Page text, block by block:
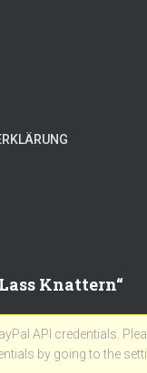
Knattern“
API credentials.
by going to the